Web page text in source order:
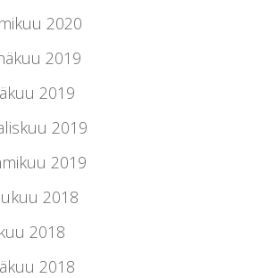
2020
2019
2019
2019
2019
2018
2018
2018